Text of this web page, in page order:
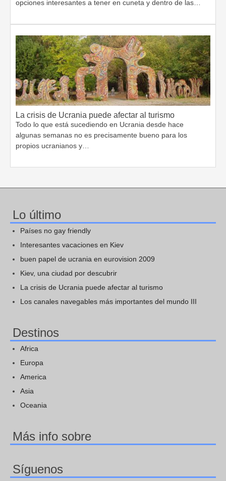
opciones interesantes a tener en cuneta y dentro de las…
La crisis de Ucrania puede afectar al turismo
Todo lo que está sucediendo en Ucrania desde hace
algunas semanas no es precisamente bueno para los
propios ucranianos y…
Lo último
Países no gay friendly
Interesantes vacaciones en Kiev
buen papel de ucrania en eurovision 2009
Kiev, una ciudad por descubrir
La crisis de Ucrania puede afectar al turismo
Los canales navegables más importantes del mundo III
Destinos
Africa
Europa
America
Asia
Oceania
Más info sobre
Síguenos